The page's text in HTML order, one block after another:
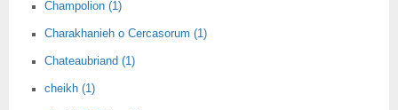
Champolion (1)
Charakhanieh o Cercasorum (1)
Chateaubriand (1)
cheikh (1)